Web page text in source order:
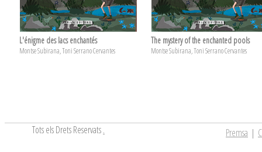
L'énigme des lacs enchantés
Montse Subirana, Toni Serrano Cervantes
The mystery of the enchanted pools
Montse Subirana, Toni Serrano Cervantes
Tots els Drets Reservats. Premsa |